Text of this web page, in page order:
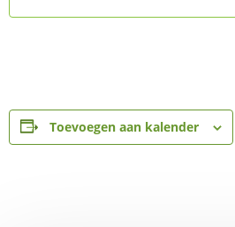
Toevoegen aan kalender